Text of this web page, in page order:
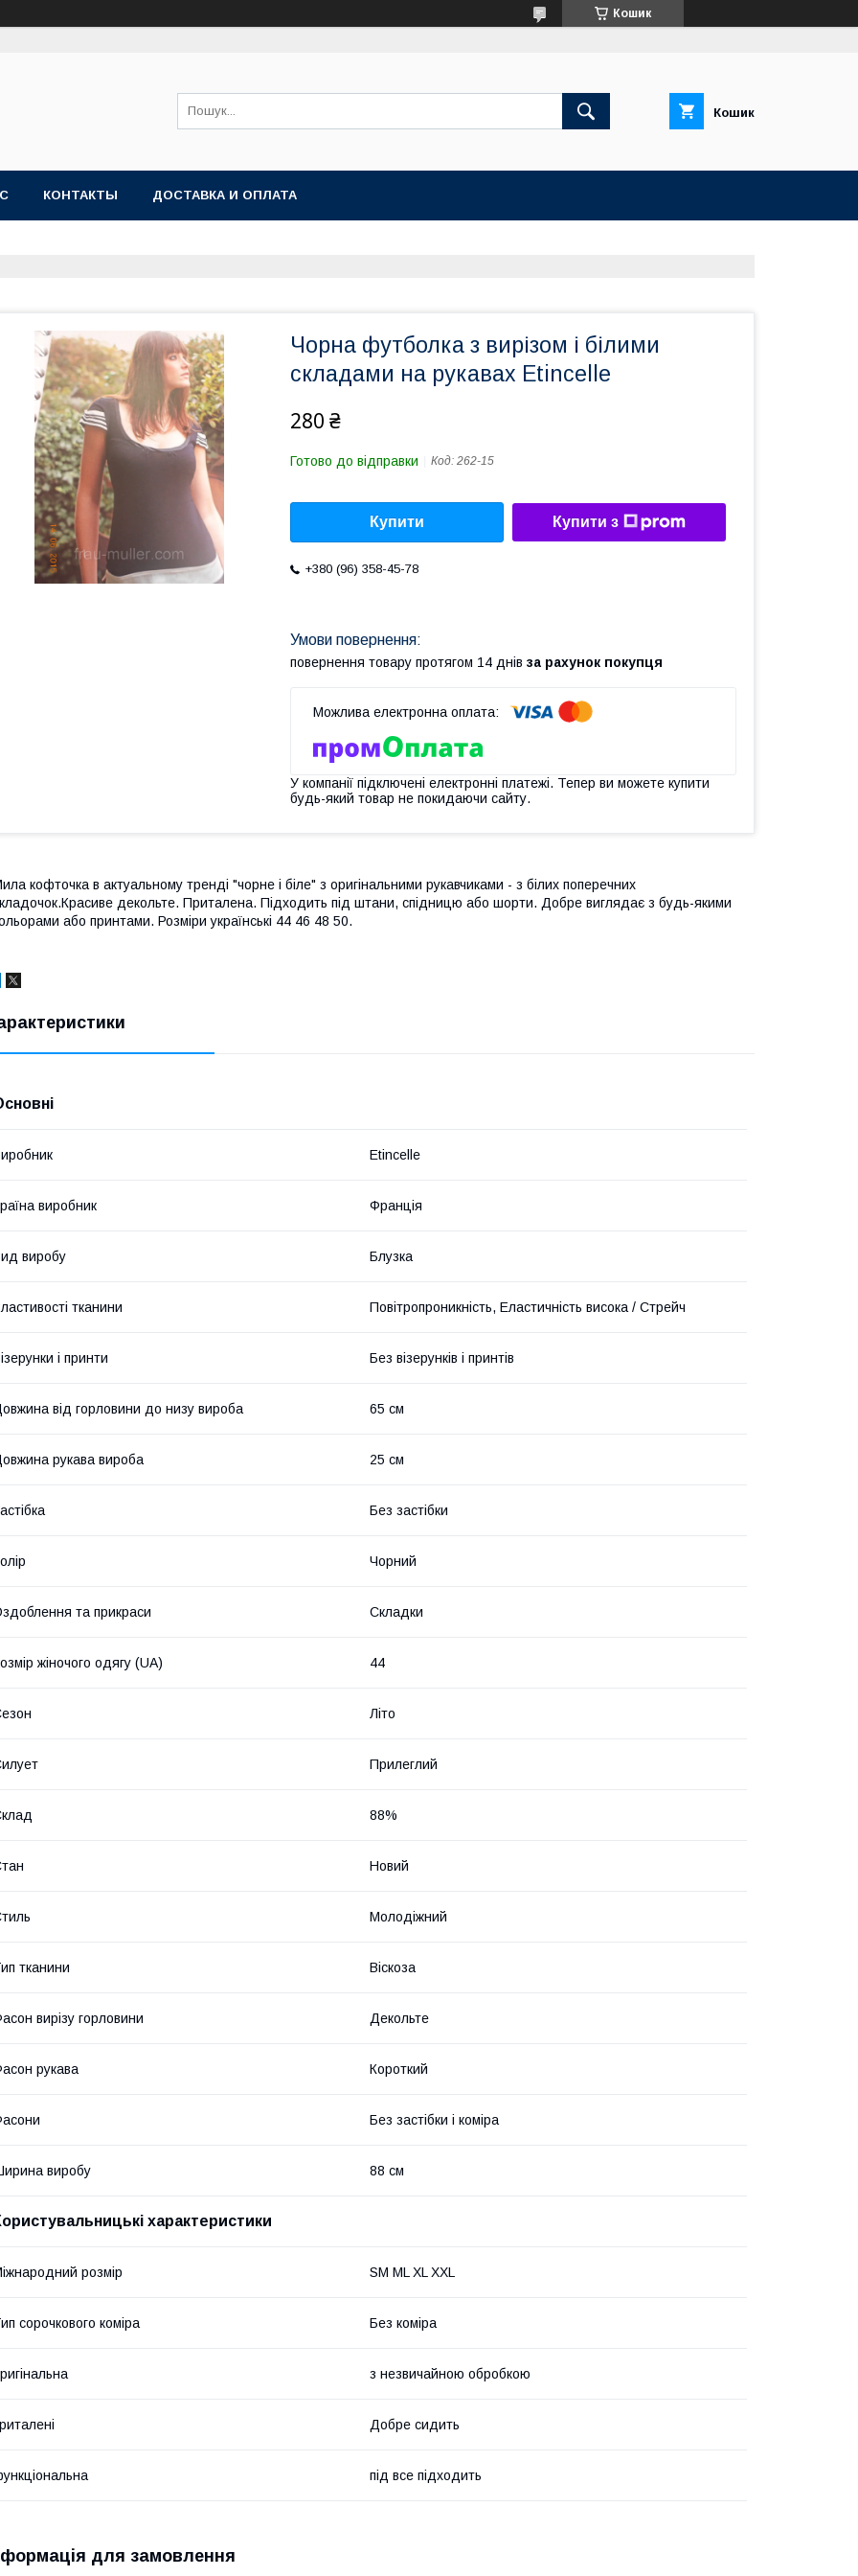
Кошик
Кошик
КОНТАКТЫ ДОСТАВКА И ОПЛАТА
Чорна футболка з вирізом і білими
складами на рукавах Etincelle
280 ₴
Готово до відправки Код: 262-15
Купити Купити з
+380 (96) 358-45-78
повернення товару протягом 14 днів за рахунок покупця
У компанії підключені електронні платежі. Тепер ви можете купити
будь-який товар не покидаючи сайту.
кофточка в актуальному тренді "чорне і біле" з оригінальними рукавчиками - з білих поперечних
декольте. Приталена. Підходить під штани, спідницю або шорти. Добре виглядає з будь-якими
або принтами. Розміри українські 44 46 48 50.
Etincelle
виробник Франція
виробу Блузка
тканини Повітропроникність, Еластичність висока / Стрейч
і принти Без візерунків і принтів
від горловини до низу вироба 65 см
рукава вироба 25 см
Без застібки
Чорний
та прикраси Складки
жіночого одягу (UA) 44
Літо
Прилеглий
88%
Новий
Молодіжний
тканини Віскоза
вирізу горловини Декольте
рукава Короткий
Без застібки і коміра
виробу 88 см
характеристики
розмір SM ML XL XXL
сорочкового коміра Без коміра
з незвичайною обробкою
Добре сидить
під все підходить
для замовлення